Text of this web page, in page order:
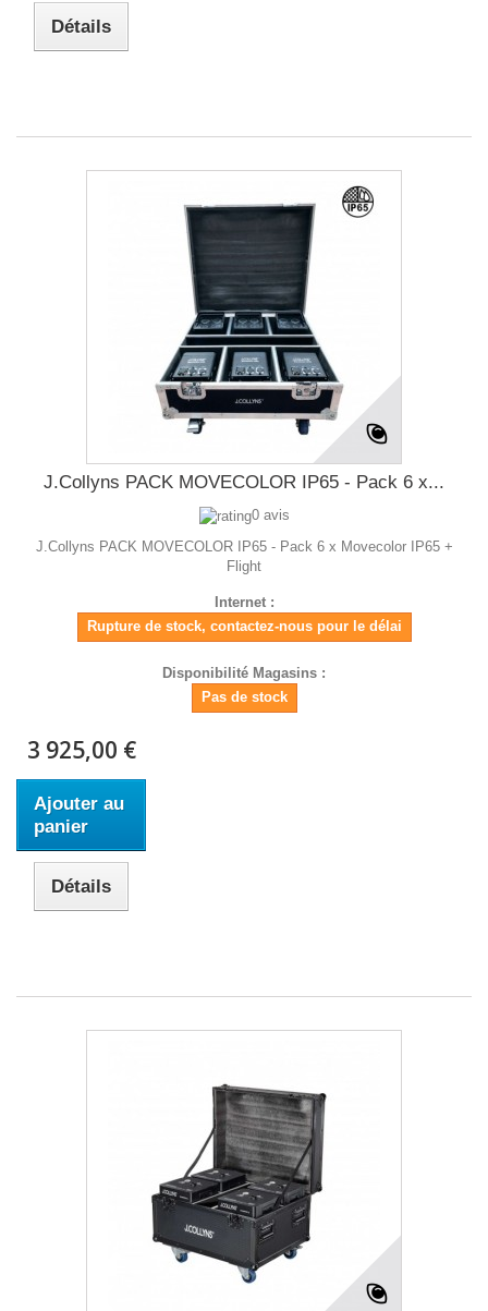
Détails
J.Collyns PACK MOVECOLOR IP65 - Pack 6 x...
0 avis
J.Collyns PACK MOVECOLOR IP65 - Pack 6 x Movecolor IP65 +
Flight
Internet :
Rupture de stock, contactez-nous pour le délai
Disponibilité Magasins :
Pas de stock
3 925,00 €
Ajouter au
panier
Détails